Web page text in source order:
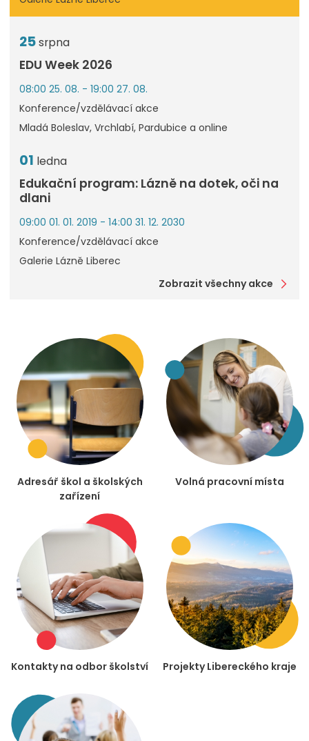
25srpna
EDU Week 2026
08:00 25. 08. - 19:00 27. 08.
Konference/vzdělávací akce
Mladá Boleslav, Vrchlabí, Pardubice a online
01 ledna
Edukační program: Lázně na dotek, oči na
dlani
09:00 01. 01. 2019 - 14:00 31. 12. 2030
Konference/vzdělávací akce
Galerie Lázně Liberec
Zobrazit všechny akce
Adresář škol a školských
zařízení
Volná pracovní místa
Kontakty na odbor školství Projekty Libereckého kraje